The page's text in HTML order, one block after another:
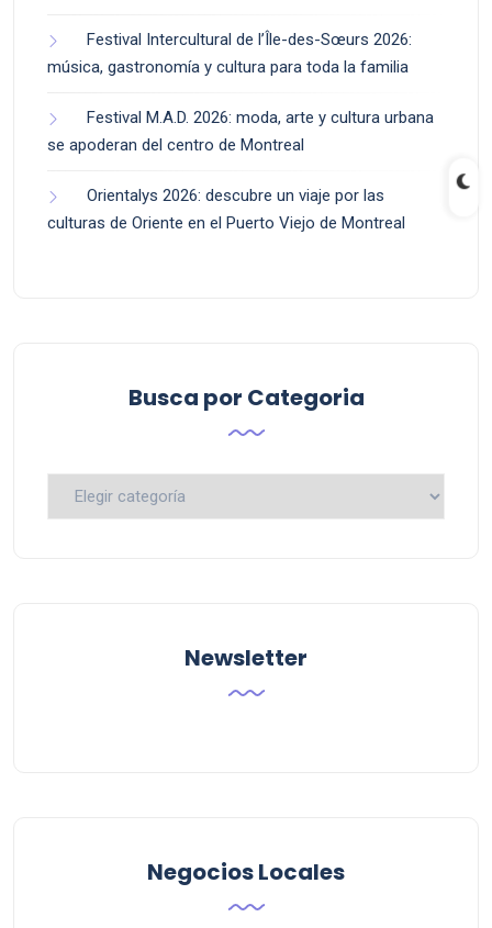
Festival Intercultural de l’Île-des-Sœurs 2026:
música, gastronomía y cultura para toda la familia
Festival M.A.D. 2026: moda, arte y cultura urbana
se apoderan del centro de Montreal
Orientalys 2026: descubre un viaje por las
culturas de Oriente en el Puerto Viejo de Montreal
Busca por Categoria
Busca
Newsletter
Negocios Locales